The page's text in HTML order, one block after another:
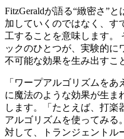
FitzGeraldが語る“緻密さ”
加していくのではなく、す
工することを意味します。
ックのひとつが、実験的に
不可能な効果を生み出すこ
「ワープアルゴリズムを
に魔法のような効果が生ま
します。「たとえば、打楽
アルゴリズムを使ってみる
対して、トランジェントル